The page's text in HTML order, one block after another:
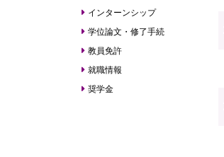
インターンシップ
学位論文・修了手続
教員免許
就職情報
奨学金